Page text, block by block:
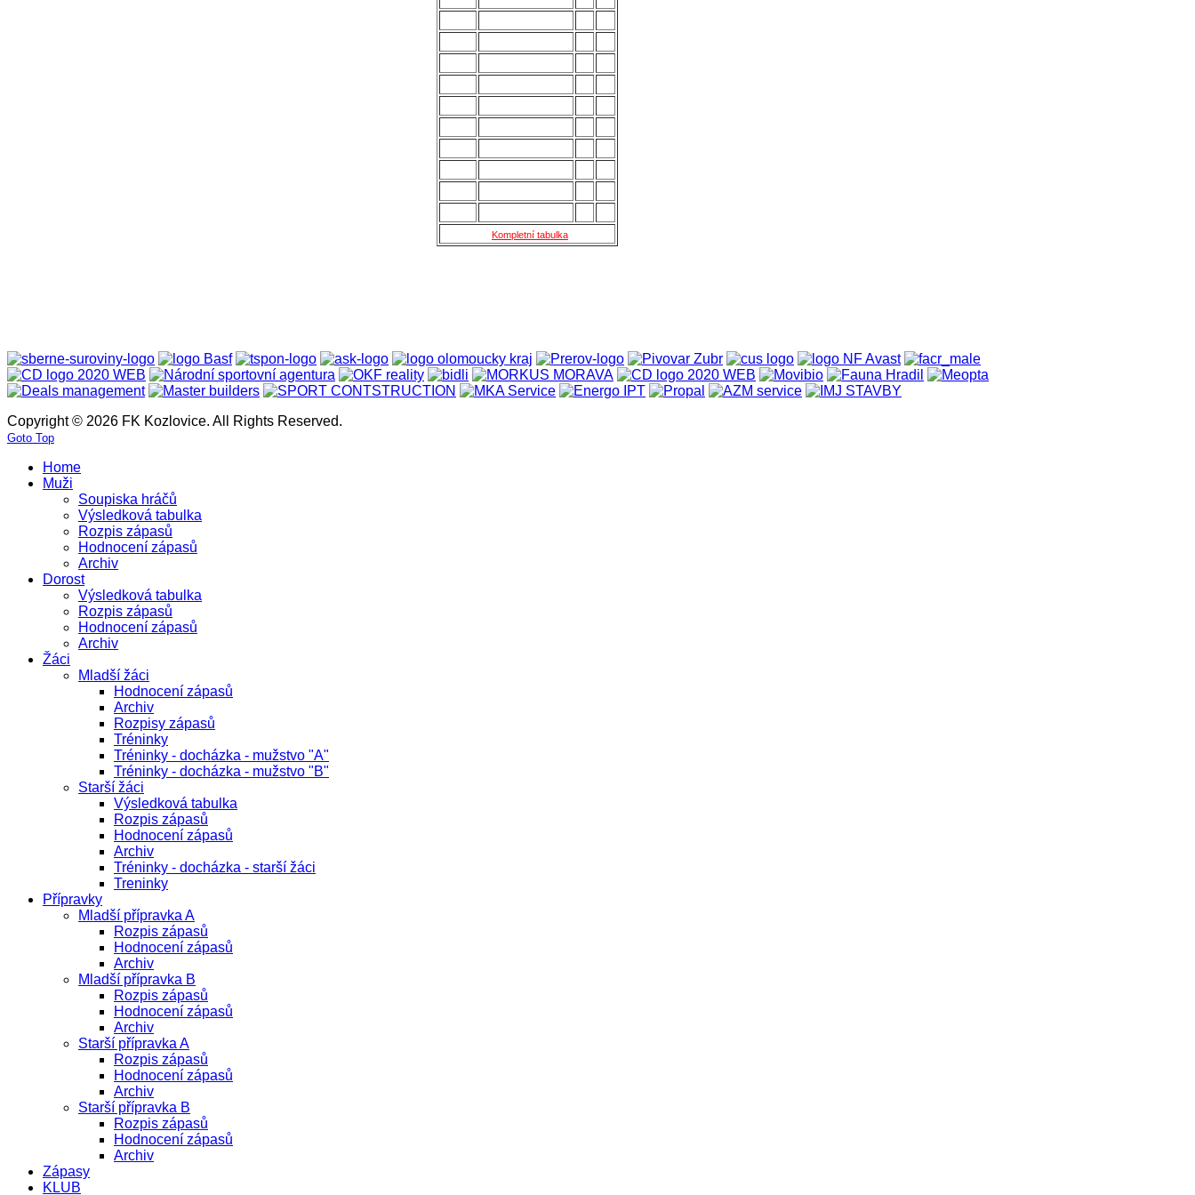
Kompletní tabulka
Copyright © 2026 FK Kozlovice. All Rights Reserved.
Goto Top
Home
Muži
Soupiska hráčů
Výsledková tabulka
Rozpis zápasů
Hodnocení zápasů
Archiv
Dorost
Výsledková tabulka
Rozpis zápasů
Hodnocení zápasů
Archiv
Žáci
Mladší žáci
Hodnocení zápasů
Archiv
Rozpisy zápasů
Tréninky
Tréninky - docházka - mužstvo "A"
Tréninky - docházka - mužstvo "B"
Starší žáci
Výsledková tabulka
Rozpis zápasů
Hodnocení zápasů
Archiv
Tréninky - docházka - starší žáci
Treninky
Přípravky
Mladší přípravka A
Rozpis zápasů
Hodnocení zápasů
Archiv
Mladší přípravka B
Rozpis zápasů
Hodnocení zápasů
Archiv
Starší přípravka A
Rozpis zápasů
Hodnocení zápasů
Archiv
Starší přípravka B
Rozpis zápasů
Hodnocení zápasů
Archiv
Zápasy
KLUB